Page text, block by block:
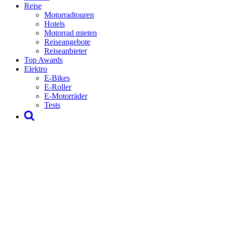
Reise
Motorradtouren
Hotels
Motorrad mieten
Reiseangebote
Reiseanbieter
Top Awards
Elektro
E-Bikes
E-Roller
E-Motorräder
Tests